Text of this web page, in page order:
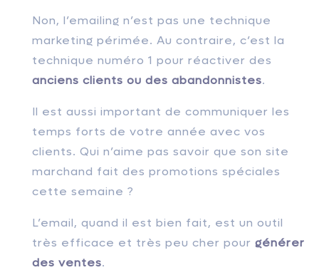
Non, l’emailing n’est pas une technique
marketing périmée. Au contraire, c’est la
technique numéro 1 pour réactiver des
anciens clients ou des abandonnistes.
Il est aussi important de communiquer les
temps forts de votre année avec vos
clients. Qui n’aime pas savoir que son site
marchand fait des promotions spéciales
cette semaine ?
L’email, quand il est bien fait, est un outil
très efficace et très peu cher pour générer
des ventes.